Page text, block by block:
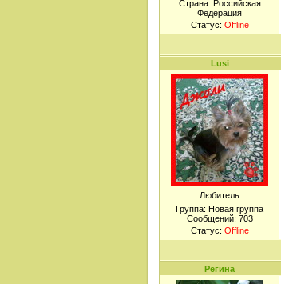
Страна: Российская
Федерация
Статус: Offline
Lusi
Любитель
Группа: Новая группа
Сообщений: 703
Статус: Offline
Регина